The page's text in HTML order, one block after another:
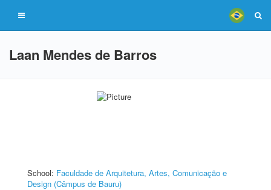
Laan Mendes de Barros
School: Faculdade de Arquitetura, Artes, Comunicação e
Design (Câmpus de Bauru)